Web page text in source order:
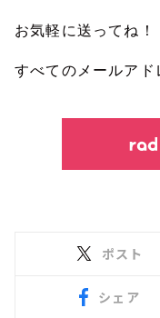
お気軽に送ってね！
すべてのメールア
ポスト
シェア